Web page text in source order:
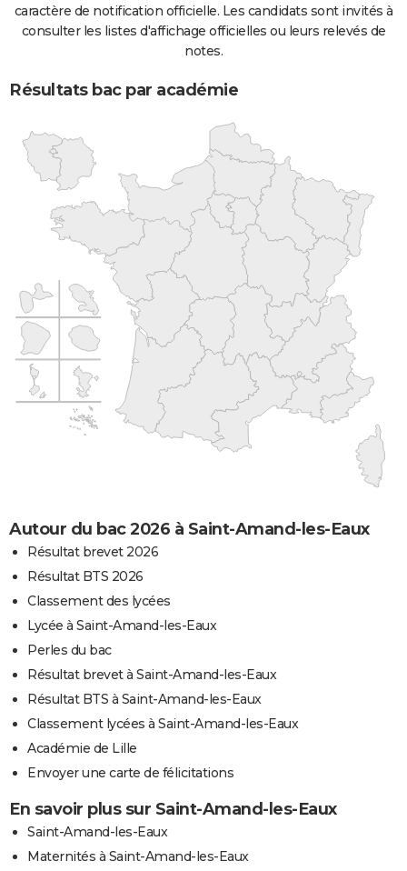
caractère de notification officielle. Les candidats sont invités à
consulter les listes d'affichage officielles ou leurs relevés de
notes.
Résultats bac par académie
Autour du bac 2026 à Saint-Amand-les-Eaux
Résultat brevet 2026
Résultat BTS 2026
Classement des lycées
Lycée à Saint-Amand-les-Eaux
Perles du bac
Résultat brevet à Saint-Amand-les-Eaux
Résultat BTS à Saint-Amand-les-Eaux
Classement lycées à Saint-Amand-les-Eaux
Académie de Lille
Envoyer une carte de félicitations
En savoir plus sur Saint-Amand-les-Eaux
Saint-Amand-les-Eaux
Maternités à Saint-Amand-les-Eaux